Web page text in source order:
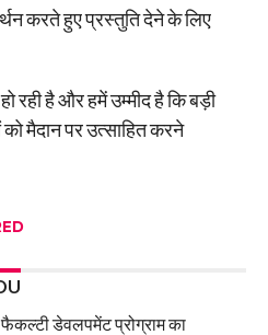
करते हुए प्रस्तुति देने के लिए
रही है और हमें उम्मीद है कि बड़ी
मैदान पर उत्साहित करने
फैकल्टी डेवलपमेंट प्रोग्राम का